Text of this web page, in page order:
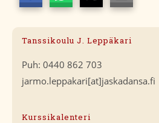
Tanssikoulu J. Leppäkari
Puh: 0440 862 703
jarmo.leppakari[at]jaskadansa.fi
Kurssikalenteri